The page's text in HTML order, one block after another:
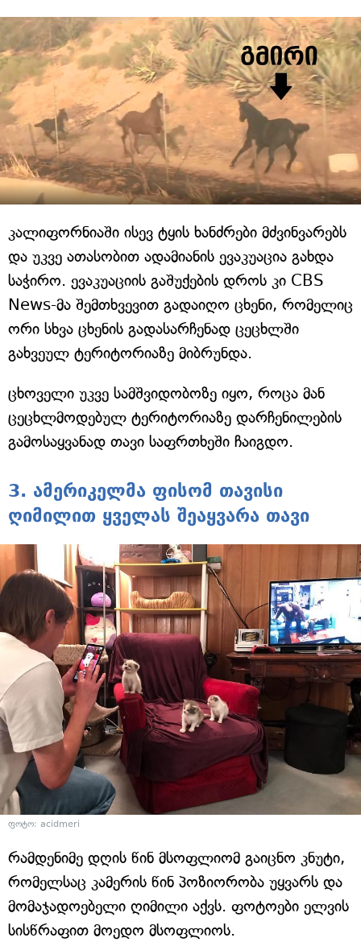
კალიფორნიაში ისევ ტყის ხანძრები მძვინვარებს
და უკვე ათასობით ადამიანის ევაკუაცია გახდა
საჭირო. ევაკუაციის გაშუქების დროს კი CBS
News-მა შემთხვევით გადაიღო ცხენი, რომელიც
ორი სხვა ცხენის გადასარჩენად ცეცხლში
გახვეულ ტერიტორიაზე მიბრუნდა.
ცხოველი უკვე სამშვიდობოზე იყო, როცა მან
ცეცხლმოდებულ ტერიტორიაზე დარჩენილების
გამოსაყვანად თავი საფრთხეში ჩაიგდო.
3. ამერიკელმა ფისომ თავისი
ღიმილით ყველას შეაყვარა თავი
ფოტო: acidmeri
რამდენიმე დღის წინ მსოფლიომ გაიცნო კნუტი,
რომელსაც კამერის წინ პოზიორობა უყვარს და
მომაჯადოებელი ღიმილი აქვს. ფოტოები ელვის
სისწრაფით მოედო მსოფლიოს.